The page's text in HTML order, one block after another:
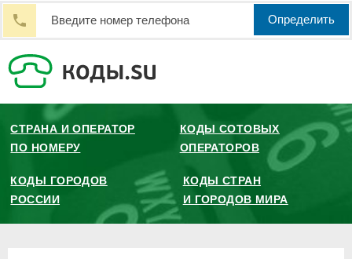
Определить
СТРАНА И ОПЕРАТОР
ПО НОМЕРУ
КОДЫ СОТОВЫХ
ОПЕРАТОРОВ
КОДЫ ГОРОДОВ
РОССИИ
КОДЫ СТРАН
И ГОРОДОВ МИРА